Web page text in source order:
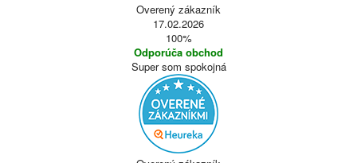
Overený zákazník
17.02.2026
100%
Odporúča obchod
Super som spokojná